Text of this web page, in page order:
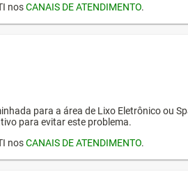
nosCANAIS DE ATENDIMENTO.
para a área de Lixo Eletrônico ou
para evitar este problema.
nosCANAIS DE ATENDIMENTO.